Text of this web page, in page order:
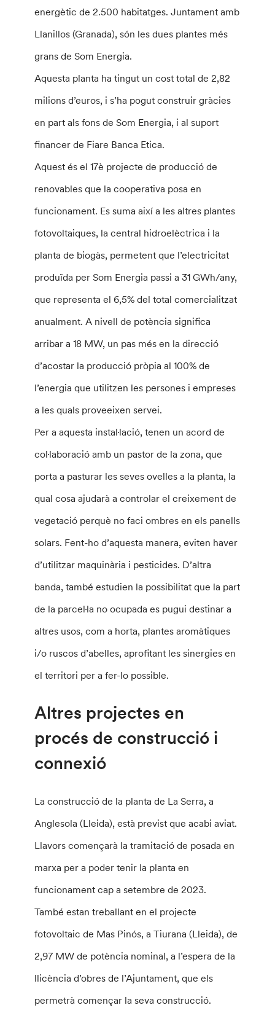
energètic de 2.500 habitatges. Juntament amb
Llanillos (Granada), són les dues plantes més
grans de Som Energia.
Aquesta planta ha tingut un cost total de 2,82
milions d’euros, i s’ha pogut construir gràcies
en part als fons de Som Energia, i al suport
financer de Fiare Banca Etica.
Aquest és el 17è projecte de producció de
renovables que la cooperativa posa en
funcionament. Es suma així a les altres plantes
fotovoltaiques, la central hidroelèctrica i la
planta de biogàs, permetent que l’electricitat
produïda per Som Energia passi a 31 GWh/any,
que representa el 6,5% del total comercialitzat
anualment. A nivell de potència significa
arribar a 18 MW, un pas més en la direcció
d’acostar la producció pròpia al 100% de
l’energia que utilitzen les persones i empreses
a les quals proveeixen servei.
Per a aquesta instal·lació, tenen un acord de
col·laboració amb un pastor de la zona, que
porta a pasturar les seves ovelles a la planta, la
qual cosa ajudarà a controlar el creixement de
vegetació perquè no faci ombres en els panells
solars. Fent-ho d’aquesta manera, eviten haver
d’utilitzar maquinària i pesticides. D’altra
banda, també estudien la possibilitat que la part
de la parcel·la no ocupada es pugui destinar a
altres usos, com a horta, plantes aromàtiques
i/o ruscos d’abelles, aprofitant les sinergies en
el territori per a fer-lo possible.
Altres projectes en
procés de construcció i
connexió
La construcció de la planta de La Serra, a
Anglesola (Lleida), està previst que acabi aviat.
Llavors començarà la tramitació de posada en
marxa per a poder tenir la planta en
funcionament cap a setembre de 2023.
També estan treballant en el projecte
fotovoltaic de Mas Pinós, a Tiurana (Lleida), de
2,97 MW de potència nominal, a l’espera de la
llicència d’obres de l’Ajuntament, que els
permetrà començar la seva construcció.